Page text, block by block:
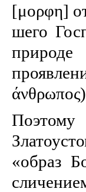
[μορφη]
шего
«образ